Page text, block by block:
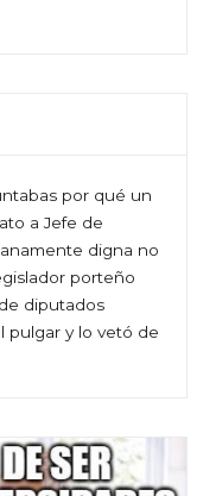
por qué un
a Jefe de
digna no
porteño
diputados
pulgar y lo vetó de